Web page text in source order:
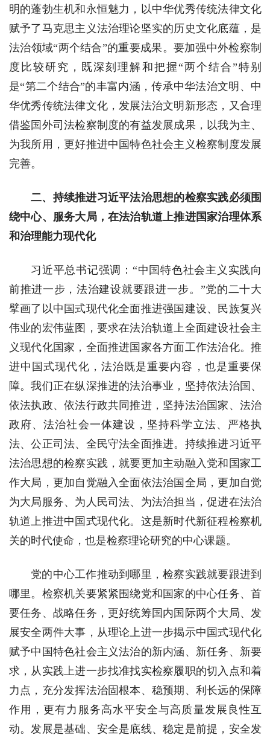
明的蓬勃生机和永恒魅力，以中华优秀传统法律文化
赋予了马克思主义法治理论坚实的历史文化底蕴，是
法治领域“两个结合”的重要成果。要加强中外检察制
度比较研究，既深刻理解和把握“两个结合”特别
是“第二个结合”的丰富内涵，传承中华法治文明、中
华优秀传统法律文化，发展法治文明新形态，又合理
借鉴国外司法检察制度的有益发展成果，以我为主、
为我所用，更好推进中国特色社会主义检察制度发展
完善。
二、持续推进习近平法治思想的检察实践必须围
绕中心、服务大局，在法治轨道上推进国家治理体系
和治理能力现代化
习近平总书记强调：“中国特色社会主义实践向
前推进一步，法治建设就要跟进一步。”党的二十大
擘画了以中国式现代化全面推进强国建设、民族复兴
伟业的宏伟蓝图，要求在法治轨道上全面建设社会主
义现代化国家，全面推进国家各方面工作法治化。推
进中国式现代化，法治既是重要内容，也是重要保
障。我们正在纵深推进的法治事业，坚持依法治国、
依法执政、依法行政共同推进，坚持法治国家、法治
政府、法治社会一体建设，坚持科学立法、严格执
法、公正司法、全民守法全面推进。持续推进习近平
法治思想的检察实践，就要更加主动融入党和国家工
作大局，更加自觉融入全面依法治国全局，更加自觉
为大局服务、为人民司法、为法治担当，促进在法治
轨道上推进中国式现代化。这是新时代新征程检察机
关的时代使命，也是检察理论研究的中心课题。
党的中心工作推动到哪里，检察实践就要跟进到
哪里。检察机关要紧紧围绕党和国家的中心任务、首
要任务、战略任务，更好统筹国内国际两个大局、发
展安全两件大事，从理论上进一步揭示中国式现代化
赋予中国特色社会主义法治的新内涵、新任务、新要
求，从实践上进一步找准找实检察履职的切入点和着
力点，充分发挥法治固根本、稳预期、利长远的保障
作用，更有力服务高水平安全与高质量发展良性互
动。发展是基础、安全是底线、稳定是前提，安全发